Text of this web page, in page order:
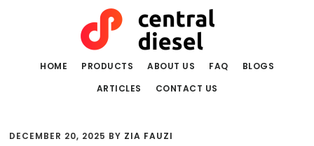
HOME PRODUCTS ABOUT US FAQ
BLOGS
ARTICLES
CONTACT US
DECEMBER 20, 2025 BY ZIA FAUZI